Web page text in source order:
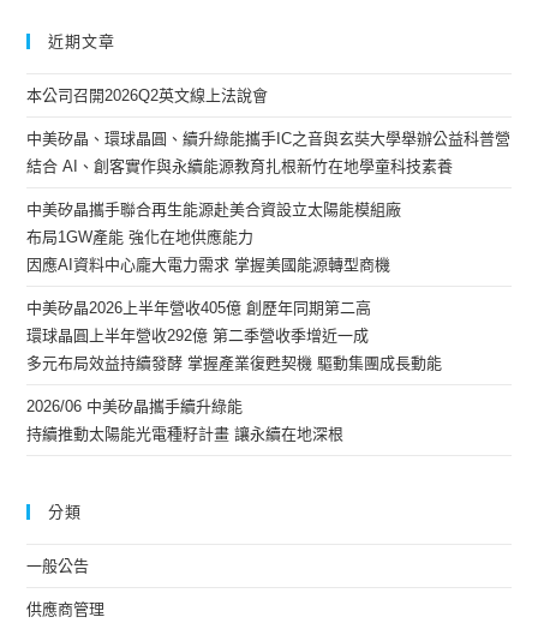
近期文章
本公司召開2026Q2英文線上法說會
中美矽晶、環球晶圓、續升綠能攜手IC之音與玄奘大學舉辦公益科普營
結合 AI、創客實作與永續能源教育扎根新竹在地學童科技素養
中美矽晶攜手聯合再生能源赴美合資設立太陽能模組廠
布局1GW產能 強化在地供應能力
因應AI資料中心龐大電力需求 掌握美國能源轉型商機
中美矽晶2026上半年營收405億 創歷年同期第二高
環球晶圓上半年營收292億 第二季營收季增近一成
多元布局效益持續發酵 掌握產業復甦契機 驅動集團成長動能
2026/06 中美矽晶攜手續升綠能
持續推動太陽能光電種籽計畫 讓永續在地深根
分類
一般公告
供應商管理